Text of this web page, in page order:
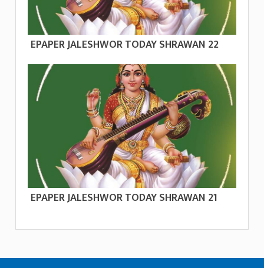
EPAPER JALESHWOR TODAY SHRAWAN 22
EPAPER JALESHWOR TODAY SHRAWAN 21